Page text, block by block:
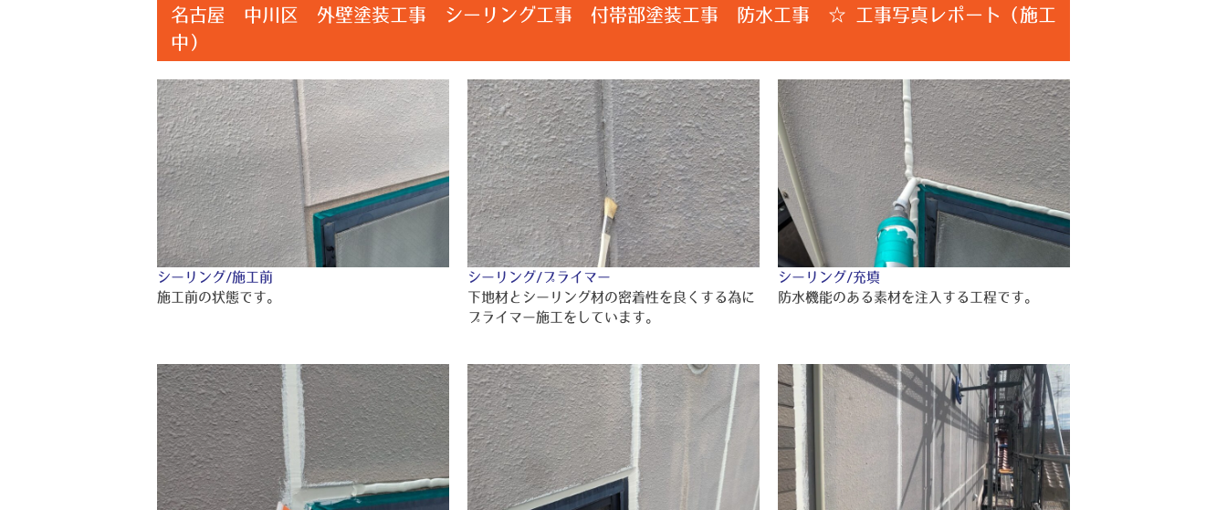
名古屋 中川区 外壁塗装工事 シーリング工事 付帯部塗装工事 防水工事 ☆ 工事写真レポート（施工
中）
シーリング/施工前
施工前の状態です。
シーリング/プライマー
下地材とシーリング材の密着性を良くする為に
プライマー施工をしています。
シーリング/充填
防水機能のある素材を注入する工程です。